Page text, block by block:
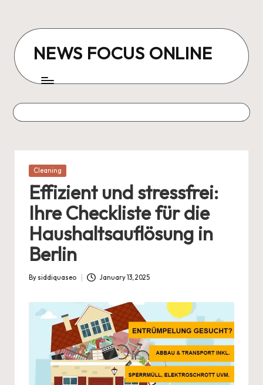
content
NEWS FOCUS ONLINE
Posted
Cleaning
Effizient und stressfrei:
Ihre Checkliste für die
Haushaltsauflösung in
Berlin
Posted
By siddiquaseo January 13, 2025